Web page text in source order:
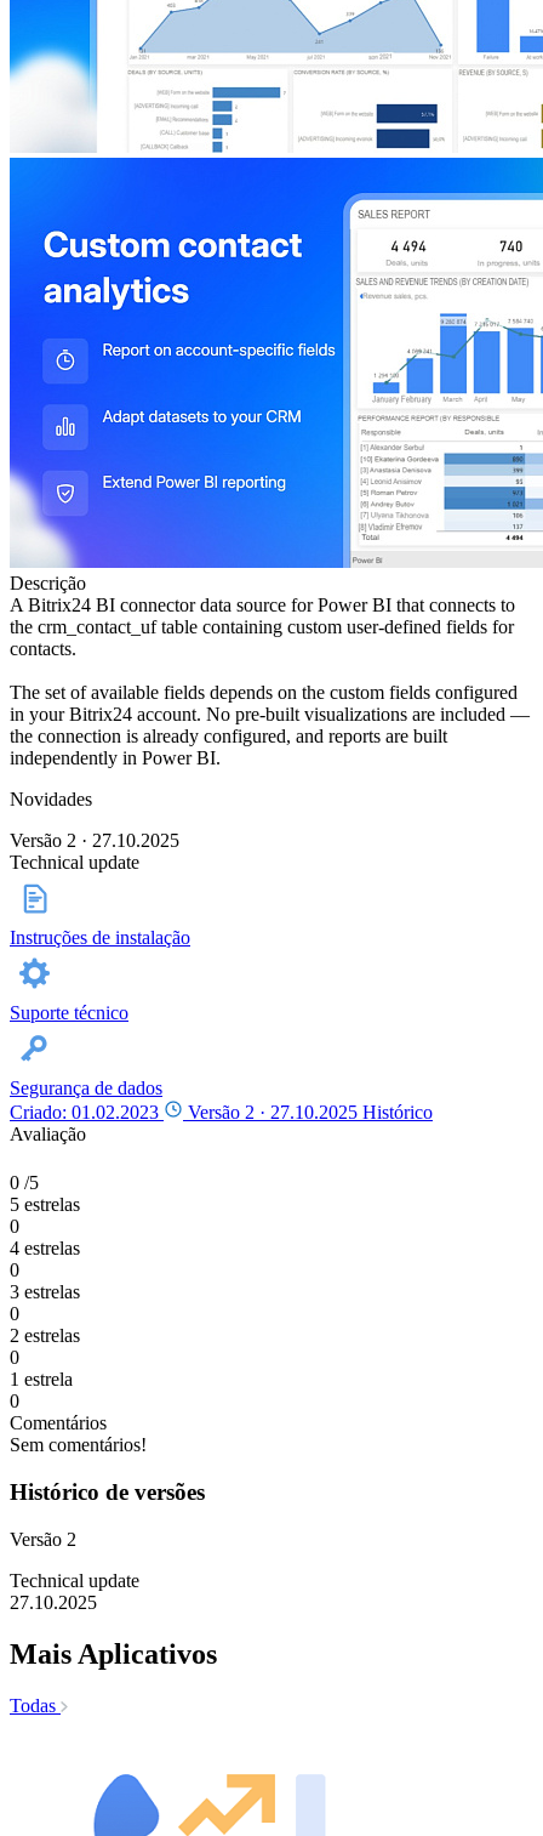
Descrição
A Bitrix24 BI connector data source for Power BI that connects to
the crm_contact_uf table containing custom user-defined fields for
contacts.
The set of available fields depends on the custom fields configured
in your Bitrix24 account. No pre-built visualizations are included —
the connection is already configured, and reports are built
independently in Power BI.
Novidades
Versão 2 · 27.10.2025
Technical update
Instruções de instalação
Suporte técnico
Segurança de dados
Criado: 01.02.2023
Versão 2 · 27.10.2025 Histórico
Avaliação
0 /5
5 estrelas
0
4 estrelas
0
3 estrelas
0
2 estrelas
0
1 estrela
0
Comentários
Sem comentários!
Histórico de versões
Versão 2
Technical update
27.10.2025
Mais Aplicativos
Todas